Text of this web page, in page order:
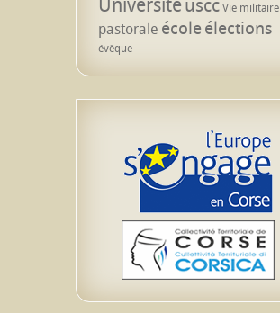
Vie militaire
pastorale écoleélections
évêque